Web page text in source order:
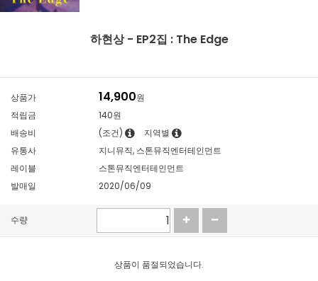
하현상 - EP2집 : The Edge
상품가 14,900원
적립금
140원
배송비
(조건)
지역별
유통사
지니뮤직, 스톤뮤직엔터테인먼트
레이블
스톤뮤직엔터테인먼트
발매일
2020/06/09
수량
상품이 품절되었습니다.